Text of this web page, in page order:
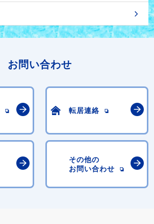
お問い合わせ
転居連絡
その他の
お問い合わせ